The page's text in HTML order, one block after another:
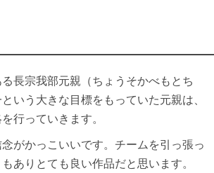
長宗我部元親（ちょうそかべもとち
いう大きな目標をもっていた元親は、
行っていきます。
がかっこいいです。チームを引っ張っ
ありとても良い作品だと思います。